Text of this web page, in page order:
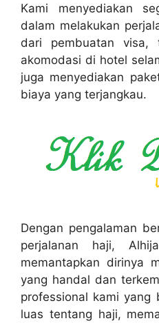
Kami menyediakan
dalam melakukan
dari pembuatan visa,
akomodasi di hotel
juga menyediakan
biaya yang terjangkau.
Dengan pengalaman
perjalanan haji,
memantapkan dirinya
yang handal dan
professional kami yang
luas tentang haji,